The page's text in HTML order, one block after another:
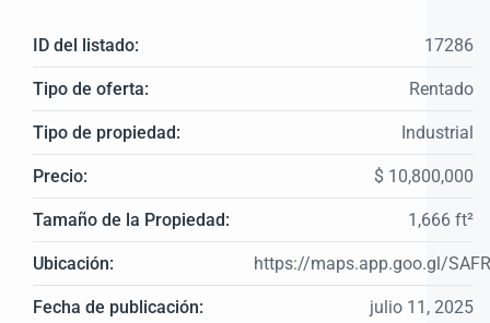
ID del listado: 17286
Tipo de oferta: Rentado
Tipo de propiedad: Industrial
Precio: $ 10,800,000
Tamaño de la Propiedad: 1,666 ft²
Ubicación: https://maps.app.goo.gl/
Fecha de publicación: julio 11, 2025